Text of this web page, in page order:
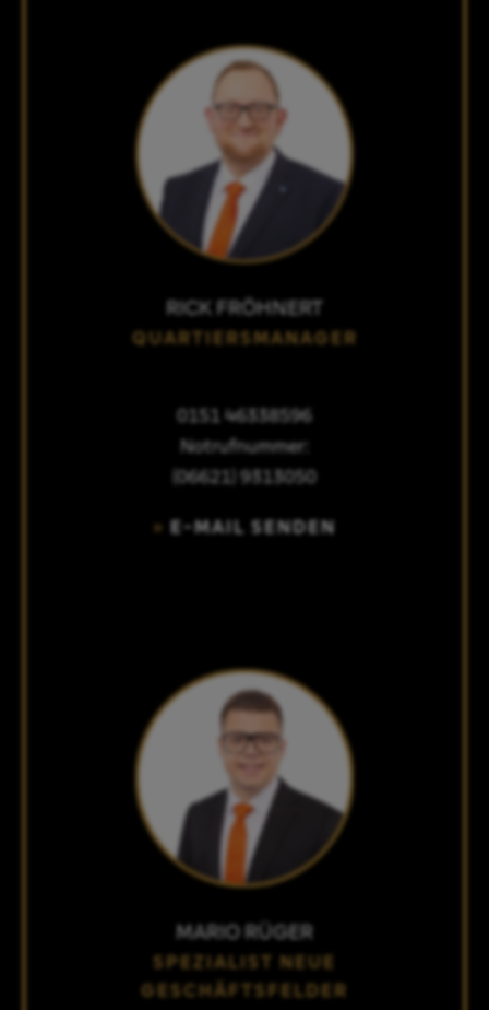
RICK FRÖHNERT
QUARTIERSMANAGER
0151 46338596
Notrufnummer:
(06621) 9313050
E-MAIL SENDEN
MARIO RÜGER
SPEZIALIST NEUE
GESCHÄFTSFELDER